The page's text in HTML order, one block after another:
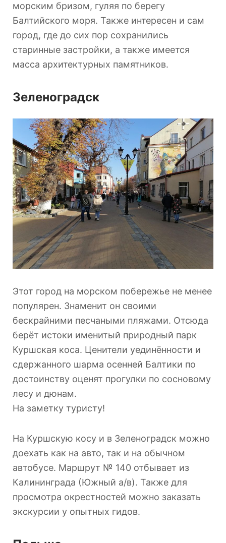
морским бризом, гуляя по берегу
Балтийского моря. Также интересен и сам
город, где до сих пор сохранились
старинные застройки, а также имеется
масса архитектурных памятников.
Зеленоградск
Этот город на морском побережье не менее
популярен. Знаменит он своими
бескрайними песчаными пляжами. Отсюда
берёт истоки именитый природный парк
Куршская коса. Ценители уединённости и
сдержанного шарма осенней Балтики по
достоинству оценят прогулки по сосновому
лесу и дюнам.
На заметку туристу!
На Куршскую косу и в Зеленоградск можно
доехать как на авто, так и на обычном
автобусе. Маршрут № 140 отбывает из
Калининграда (Южный а/в). Также для
просмотра окрестностей можно заказать
экскурсии у опытных гидов.